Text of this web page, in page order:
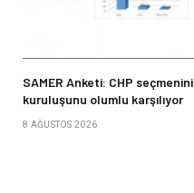
SAMER Anketi: CHP
kuruluşunu olumlu karşılıyor
8 AĞUSTOS 2026